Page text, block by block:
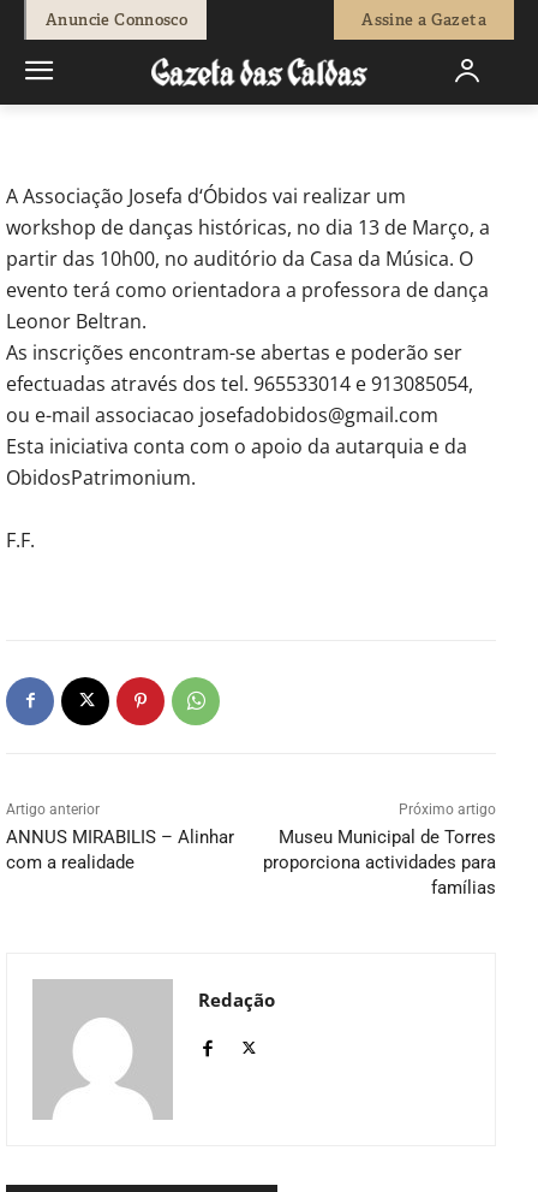
Anuncie Connosco Assine a Gazeta
Redação - 25 de Fevereiro, 2011 539 0
A Associação Josefa d‘Óbidos vai realizar um
workshop de danças históricas, no dia 13 de Março, a
partir das 10h00, no auditório da Casa da Música. O
evento terá como orientadora a professora de dança
Leonor Beltran.
As inscrições encontram-se abertas e poderão ser
efectuadas através dos tel. 965533014 e 913085054,
ou e-mail associacao josefadobidos@gmail.com
Esta iniciativa conta com o apoio da autarquia e da
ObidosPatrimonium.
F.F.
Artigo anterior
ANNUS MIRABILIS – Alinhar
com a realidade
Próximo artigo
Museu Municipal de Torres
proporciona actividades para
famílias
Redação